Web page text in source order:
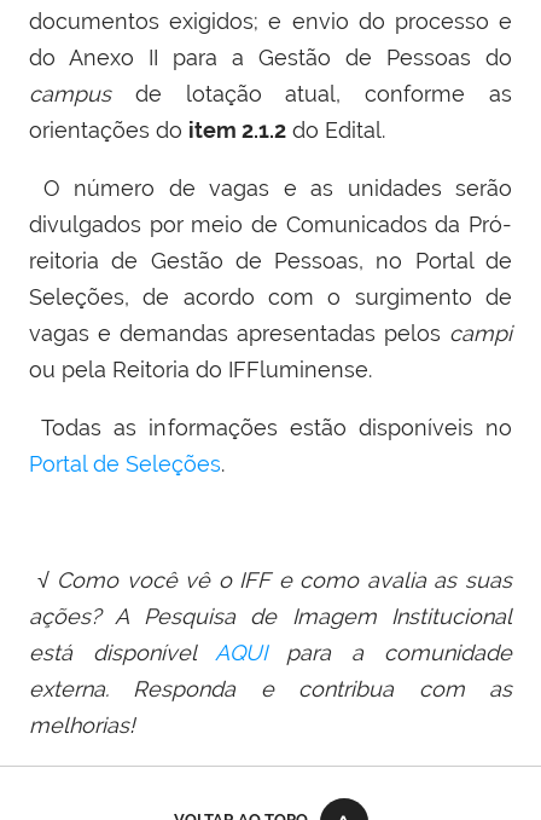
documentos exigidos; e envio do processo e
do Anexo II para a Gestão de Pessoas do
campusde lotação atual, conforme as
orientações do item 2.1.2 do Edital.
O número de vagas e as unidades serão
divulgados por meio de Comunicados da Pró-
reitoria de Gestão de Pessoas, no Portal de
Seleções, de acordo com o surgimento de
vagas e demandas apresentadas pelos campi
ou pela Reitoria do IFFluminense.
Todas as informações estão disponíveis no
Portal de Seleções.
√ Como você vê o IFF e como avalia as suas
ações? A Pesquisa de Imagem Institucional
está disponível AQUIpara a comunidade
externa. Responda e contribua com as
melhorias!